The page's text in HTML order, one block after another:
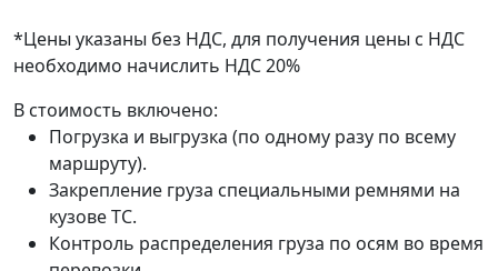
*Цены указаны без НДС, для получения цены с НДС
необходимо начислить НДС 20%
В стоимость включено:
Погрузка и выгрузка (по одному разу по всему
маршруту).
Закрепление груза специальными ремнями на
кузове ТС.
Контроль распределения груза по осям во время